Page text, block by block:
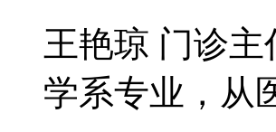
王艳琼 门诊
学系专业，从